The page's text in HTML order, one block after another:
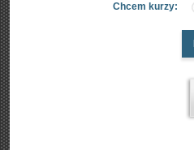
Chcem kurzy: